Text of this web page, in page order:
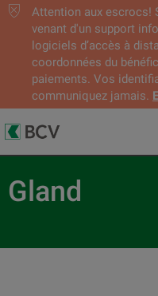
Attention aux escrocs!
venant d'un support
logiciels d’accès à
coordonnées du
paiements. Vos
communiquez jamais.
Gland